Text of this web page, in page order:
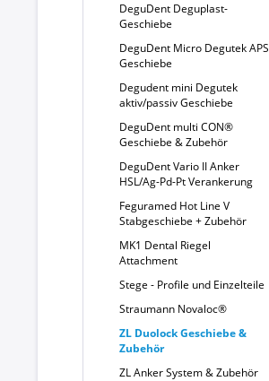
DeguDent Deguplast-
Geschiebe
DeguDent Micro Degutek APS
Geschiebe
Degudent mini Degutek
aktiv/passiv Geschiebe
DeguDent multi CON®
Geschiebe & Zubehör
DeguDent Vario II Anker
HSL/Ag-Pd-Pt Verankerung
Feguramed Hot Line V
Stabgeschiebe + Zubehör
MK1 Dental Riegel
Attachment
Stege - Profile und Einzelteile
Straumann Novaloc®
ZL Duolock Geschiebe &
Zubehör
ZL Anker System & Zubehör